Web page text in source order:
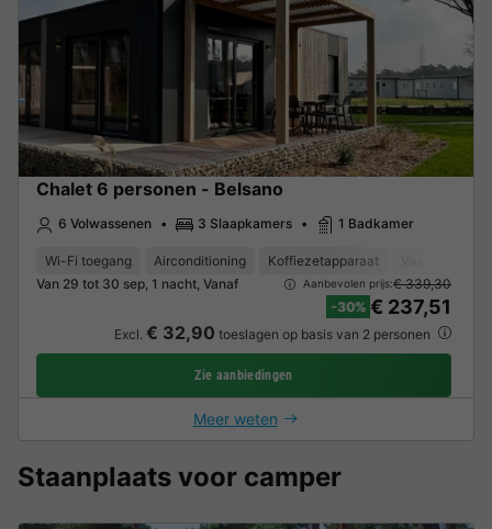
Chalet 6 personen - Belsano
6 Volwassenen 3 Slaapkamers 1 Badkamer
Wi-Fi toegang Airconditioning Koffiezetapparaat
Van 29 tot 30 sep, 1 nacht, Vanaf
Aanbevolen prijs:€ 339,30
-30% € 237,51
Excl. € 32,90 toeslagen op basis van 2 personen
Zie aanbiedingen
Meer weten
Staanplaats voor camper